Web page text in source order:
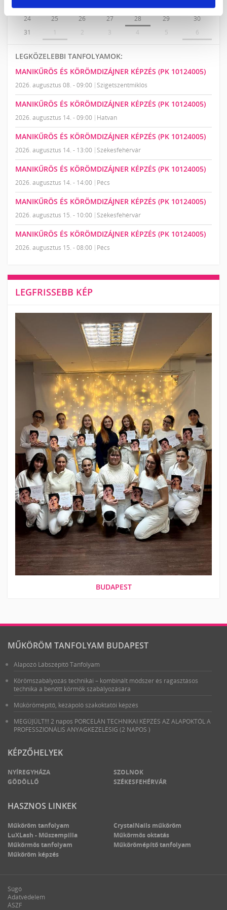
24
25 26 27 28 29
30
31
1 2 3 4 5 6
LEGKÖZELEBBI TANFOLYAMOK:
MANIKŰRÖS ÉS KÖRÖMDIZÁJNER KÉPZÉS (PK 10124005)
2026. augusztus 08. - 09:00 Szigetszentmiklós
MANIKŰRÖS ÉS KÖRÖMDIZÁJNER KÉPZÉS (PK 10124005)
2026. augusztus 14. - 09:00 Hatvan
MANIKŰRÖS ÉS KÖRÖMDIZÁJNER KÉPZÉS (PK 10124005)
2026. augusztus 14. - 13:00 Székesfehérvár
MANIKŰRÖS ÉS KÖRÖMDIZÁJNER KÉPZÉS (PK 10124005)
2026. augusztus 14. - 14:00 Pécs
MANIKŰRÖS ÉS KÖRÖMDIZÁJNER KÉPZÉS (PK 10124005)
2026. augusztus 15. - 10:00 Székesfehérvár
MANIKŰRÖS ÉS KÖRÖMDIZÁJNER KÉPZÉS (PK 10124005)
2026. augusztus 15. - 08:00 Pécs
LEGFRISSEBB KÉP
BUDAPEST
MŰKÖRÖM TANFOLYAM BUDAPEST
Alapozó Lábszépítő Tanfolyam
Körömszabályozás technikái – kombinált módszer és ragasztásos
technika a benőtt körmök szabályozására
Műkörömépítő, kézápoló szakoktatói képzés
MEGÚJÚLT!!! 2 napos PORCELÁN TECHNIKAI KÉPZÉS AZ ALAPOKTÓL A
PROFESSZIONÁLIS ANYAGKEZELÉSIG (2 NAPOS )
KÉPZŐHELYEK
NYÍREGYHÁZA
SZOLNOK
GÖDÖLLŐ
SZÉKESFEHÉRVÁR
HASZNOS LINKEK
Műköröm tanfolyam
CrystalNails műköröm
LuXLash - Műszempilla
Műkörmös oktatás
Műkörmös tanfolyam
Műkörömépítő tanfolyam
Műköröm képzés
Súgó
Adatvédelem
ÁSZF